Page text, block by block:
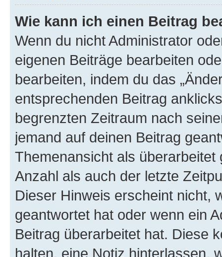
Wie kann ich einen Beitrag
Wenn du nicht Administrator
eigenen Beiträge bearbeiten
bearbeiten, indem du das
entsprechenden Beitrag
begrenzten Zeitraum nach
jemand auf deinen Beitrag
Themenansicht als
Anzahl als auch der letzte
Dieser Hinweis erscheint nicht,
geantwortet hat oder wenn ein
Beitrag überarbeitet hat. Diese
halten, eine Notiz hinterlassen,